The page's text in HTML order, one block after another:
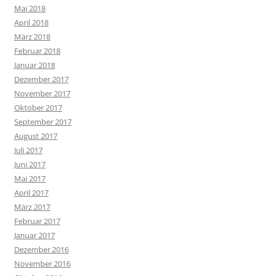
Mai 2018
April 2018
März 2018
Februar 2018
Januar 2018
Dezember 2017
November 2017
Oktober 2017
September 2017
August 2017
Juli 2017
Juni 2017
Mai 2017
April 2017
März 2017
Februar 2017
Januar 2017
Dezember 2016
November 2016